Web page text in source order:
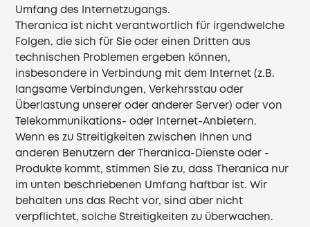
Umfang des Internetzugangs.
Theranica ist nicht verantwortlich für irgendwelche
Folgen, die sich für Sie oder einen Dritten aus
technischen Problemen ergeben können,
insbesondere in Verbindung mit dem Internet (z.B.
langsame Verbindungen, Verkehrsstau oder
Überlastung unserer oder anderer Server) oder von
Telekommunikations- oder Internet-Anbietern.
Wenn es zu Streitigkeiten zwischen Ihnen und
anderen Benutzern der Theranica-Dienste oder -
Produkte kommt, stimmen Sie zu, dass Theranica nur
im unten beschriebenen Umfang haftbar ist. Wir
behalten uns das Recht vor, sind aber nicht
verpflichtet, solche Streitigkeiten zu überwachen.